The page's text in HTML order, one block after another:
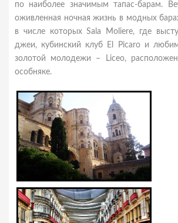
по наиболее значимым тапас-барам.
оживленная ночная жизнь в модных
в числе которых Sala Moliere, где
джеи, кубинский клуб El Picaro и
золотой молодежи – Liceo,
особняке.